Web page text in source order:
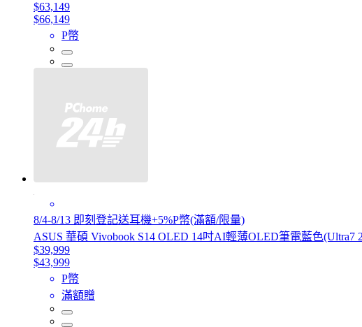
$63,149
$66,149
P幣
8/4-8/13 即刻登記送耳機+5%P幣(滿額/限量)
ASUS 華碩 Vivobook S14 OLED 14吋AI輕薄OLED筆電藍色(Ultra7
$39,999
$43,999
P幣
滿額贈